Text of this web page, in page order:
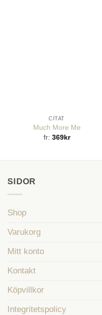
CITAT
Much More Me
fr: 369kr
SIDOR
Shop
Varukorg
Mitt konto
Kontakt
Köpvillkor
Integritetspolicy